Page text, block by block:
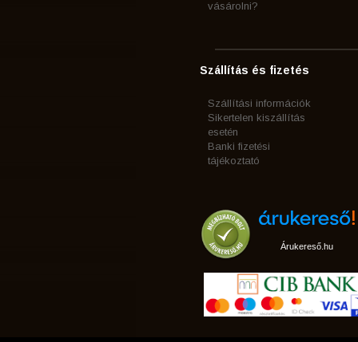
vásárolni?
Szállítás és fizetés
Szállítási információk
Sikertelen kiszállítás
esetén
Banki fizetési
tájékoztató
Árukereső.hu